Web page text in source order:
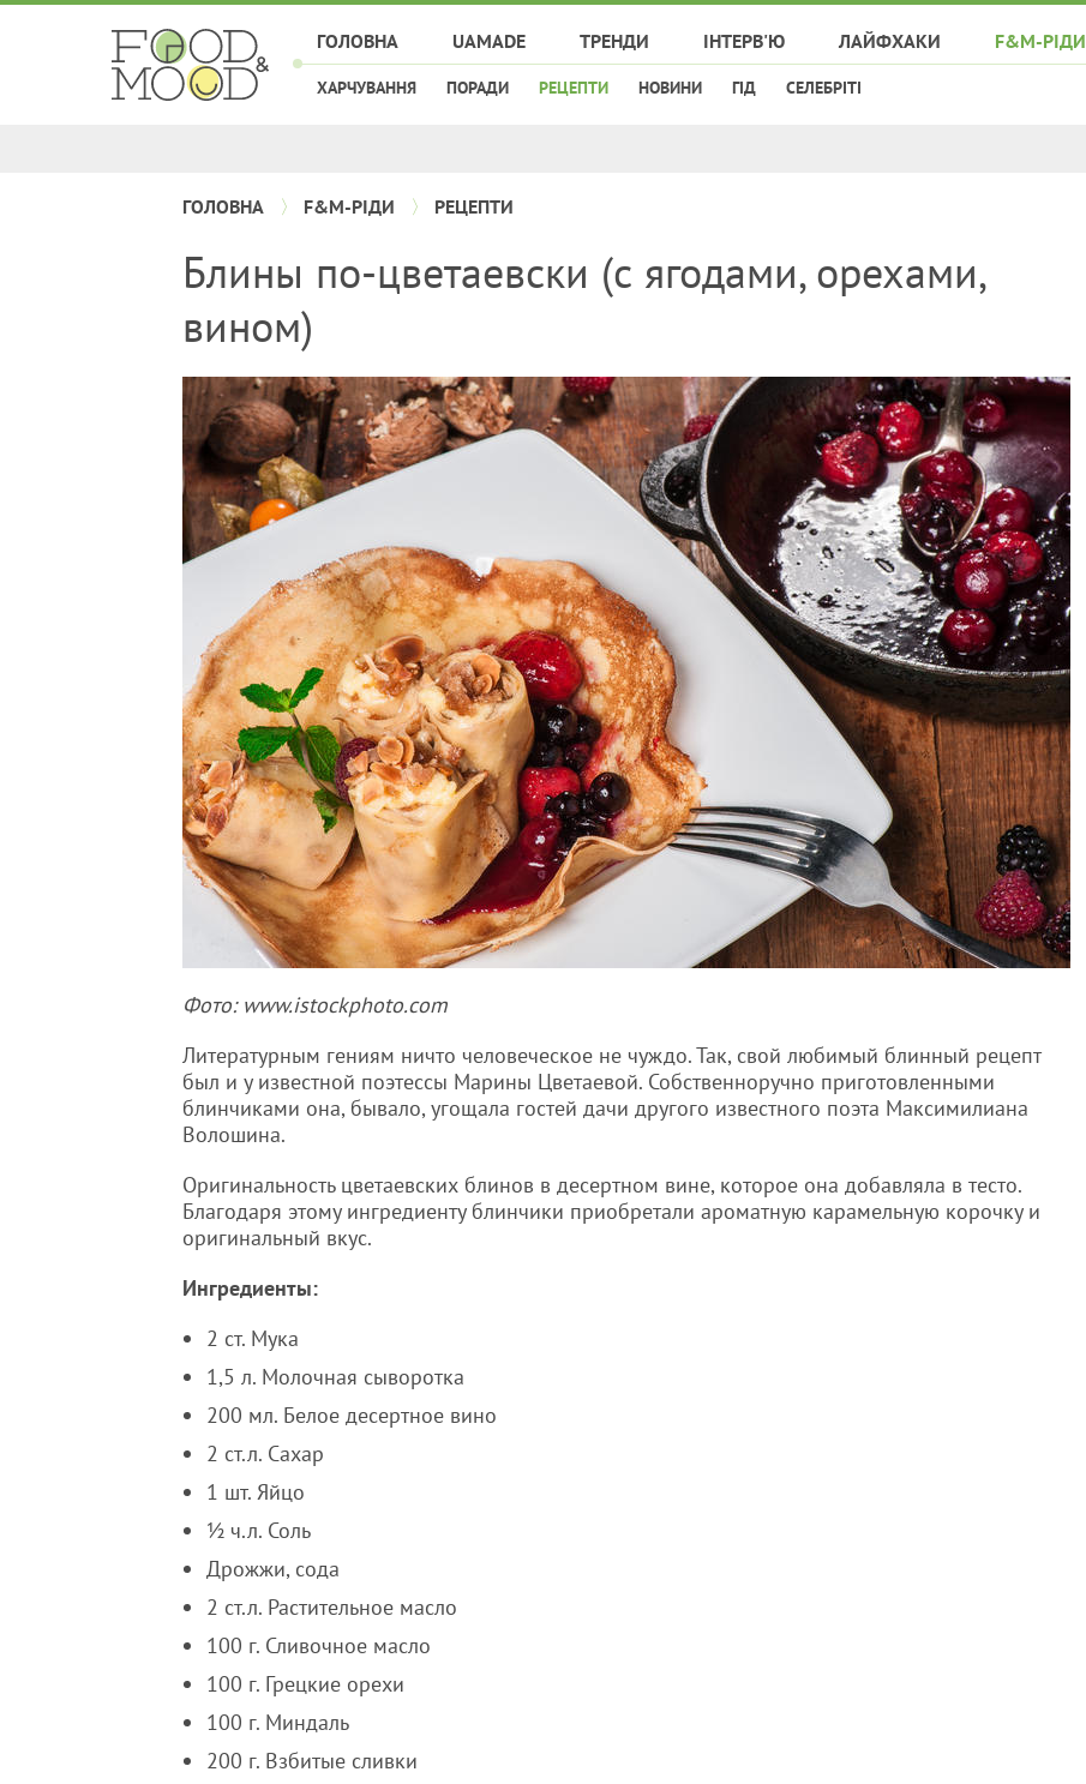
ГОЛОВНА UAMADE ТРЕНДИ ІНТЕРВ'Ю ЛАЙФХАКИ F&M-РІДИ
ХАРЧУВАННЯ ПОРАДИ РЕЦЕПТИ НОВИНИ ГІД СЕЛЕБРІТІ
ГОЛОВНА F&M-РІДИ РЕЦЕПТИ
Блины по-цветаевски (с ягодами, орехами,
вином)
Фото: www.istockphoto.com
Литературным гениям ничто человеческое не чуждо. Так, свой любимый блинный рецепт
был и у известной поэтессы Марины Цветаевой. Собственноручно приготовленными
блинчиками она, бывало, угощала гостей дачи другого известного поэта Максимилиана
Волошина.
Оригинальность цветаевских блинов в десертном вине, которое она добавляла в тесто.
Благодаря этому ингредиенту блинчики приобретали ароматную карамельную корочку и
оригинальный вкус.
Ингредиенты:
2 ст. Мука
1,5 л. Молочная сыворотка
200 мл. Белое десертное вино
2 ст.л. Сахар
1 шт. Яйцо
½ ч.л. Соль
Дрожжи, сода
2 ст.л. Растительное масло
100 г. Сливочное масло
100 г. Грецкие орехи
100 г. Миндаль
200 г. Взбитые сливки